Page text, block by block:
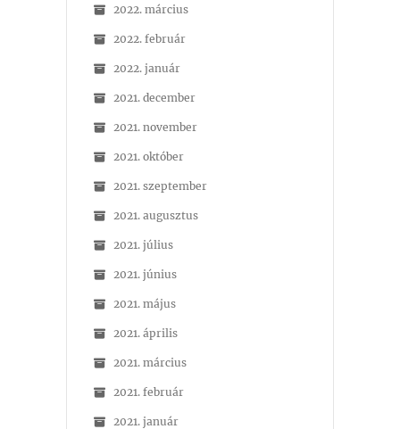
2022. március
2022. február
2022. január
2021. december
2021. november
2021. október
2021. szeptember
2021. augusztus
2021. július
2021. június
2021. május
2021. április
2021. március
2021. február
2021. január